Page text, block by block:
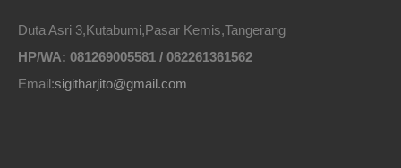
Duta Asri 3,Kutabumi,Pasar Kemis,Tangerang
HP/WA: 081269005581 / 082261361562
Email:sigitharjito@gmail.com